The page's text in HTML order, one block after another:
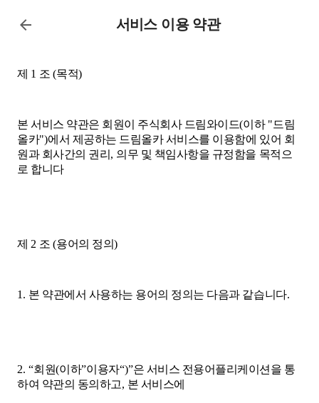
서비스 이용 약관
제 1 조(목적)
본 서비스 약관은 회원이 주식회사 드림와이드(이하 "드림
올카")에서 제공하는 드림올카 서비스를 이용함에 있어 회
원과 회사간의 권리 , 의무 및 책임사항을 규정함을 목적으
로 합니다
제 2 조(용어의 정의)
1. 본 약관에서 사용하는 용어의 정의는 다음과 같습니다.
2. “회원(이하”이용자“)”은 서비스 전용어플리케이션을 통
하여 약관의 동의하고, 본 서비스에